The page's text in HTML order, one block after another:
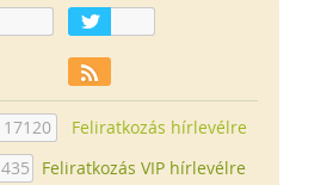
17120
Feliratkozás hírlevélre
435
Feliratkozás VIP hírlevélre